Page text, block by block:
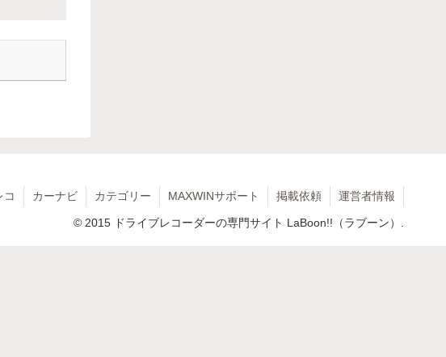
コ カーナビ カテゴリー MAXWINサポート 掲載依頼 運営者情報
© 2015 ドライブレコーダーの専門サイト LaBoon!!（ラブーン）.